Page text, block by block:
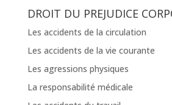
DROIT DU PREJUDICE
Les accidents de la circulation
Les accidents de la vie courante
Les agressions physiques
La responsabilité médicale